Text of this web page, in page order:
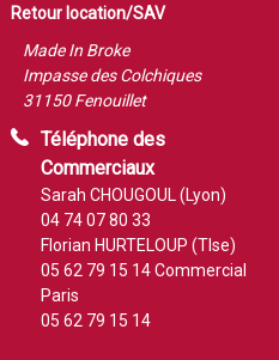
Retour location/SAV
Made In Broke
Impasse des Colchiques
31150 Fenouillet
Téléphone des
Commerciaux
Sarah CHOUGOUL (Lyon)
04 74 07 80 33
Florian HURTELOUP (Tlse)
05 62 79 15 14Commercial
Paris
05 62 79 15 14